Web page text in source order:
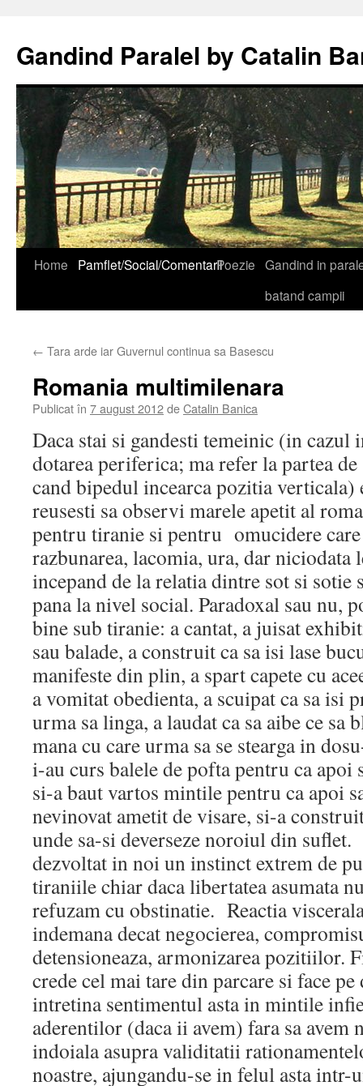
Gandind Paralel by Catalin
Sari
Home Pamflet/Social/ComentariiPoezie Gandind in
batand campii
← Tara arde iar Guvernul continua sa Basescu
Romania multimilenara
Publicat în 7 august 2012deCatalin Banica
Daca stai si gandesti temeinic (in cazul
dotarea periferica; ma refer la partea
cand bipedul incearca pozitia verticala)
reusesti sa observi marele apetit al
pentru tiranie si pentru omucidere care
razbunarea, lacomia, ura, dar niciodata
incepand de la relatia dintre sot si
pana la nivel social. Paradoxal sau nu,
bine sub tiranie: a cantat, a juisat
sau balade, a construit ca sa isi lase
manifeste din plin, a spart capete cu
a vomitat obedienta, a scuipat ca sa isi
urma sa linga, a laudat ca sa aibe ce sa
mana cu care urma sa se stearga in
i-au curs balele de pofta pentru ca apoi
si-a baut vartos mintile pentru ca apoi
nevinovat ametit de visare, si-a
unde sa-si deverseze noroiul din suflet.
dezvoltat in noi un instinct extrem de
tiraniile chiar daca libertatea asumata
refuzam cu obstinatie. Reactia
indemana decat negocierea,
detensioneaza, armonizarea pozitiilor.
crede cel mai tare din parcare si face
intretina sentimentul asta in mintile
aderentilor (daca ii avem) fara sa avem
indoiala asupra validitatii
noastre, ajungandu-se in felul asta intr-